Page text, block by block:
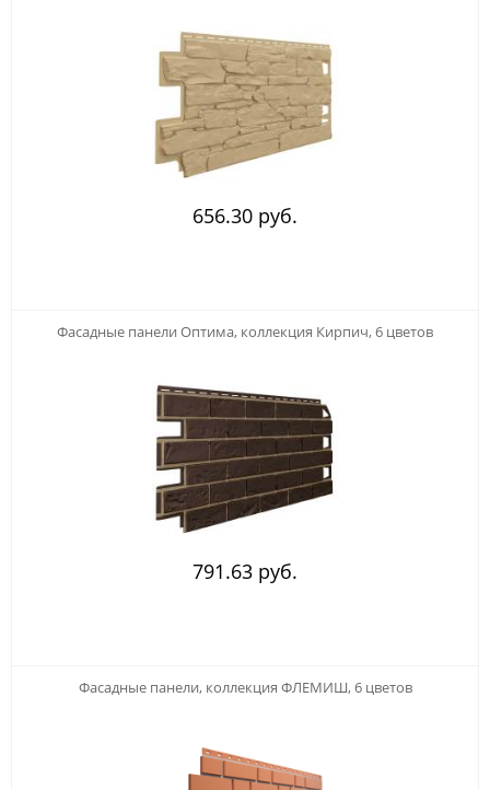
656.30 руб.
Фасадные панели Оптима, коллекция Кирпич, 6 цветов
791.63 руб.
Фасадные панели, коллекция ФЛЕМИШ, 6 цветов